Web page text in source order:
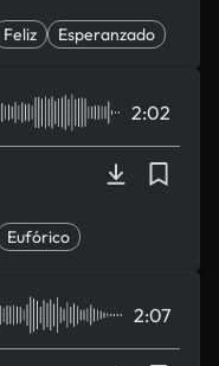
Feliz Esperanzado
2:02
Eufórico
2:07